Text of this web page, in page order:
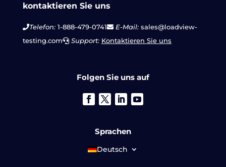
kontaktieren Sie uns
Telefon:1-888-479-0741 E-Mail:sales@loadview-
testing.com
Support: Kontaktieren Sie uns
Folgen Sie uns auf
Sprachen
Deutsch